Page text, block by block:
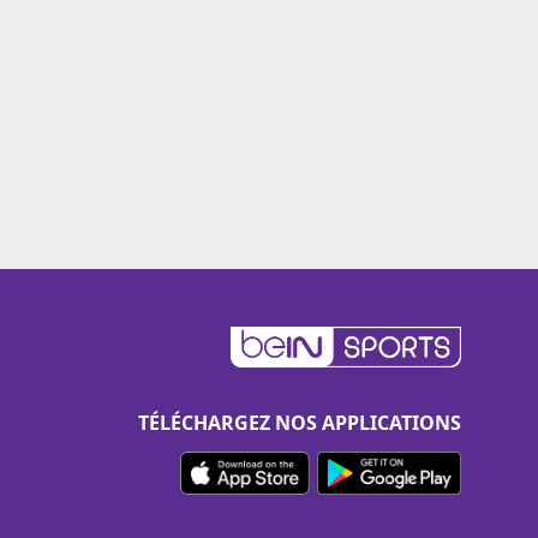
TÉLÉCHARGEZ NOS APPLICATIONS